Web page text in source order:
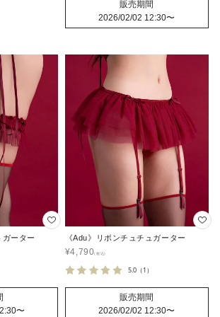
販売期間
2026/02/02 12:30〜
ガーター
〜
《Adu》リボンチュチュガーター
¥4,790
5.0（1）
販売期間
2026/02/02 12:30〜